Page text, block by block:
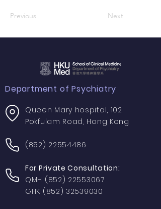
Previous Next
Department of Psychiatry
Queen Mary hospital, 102
Pokfulam Road, Hong Kong
(852) 22554486
For Private Consultation:
QMH (852) 22553067
GHK (852) 32539030